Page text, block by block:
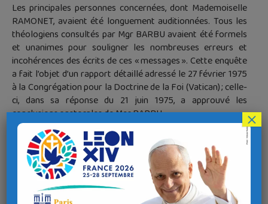
Les principales personnes concernées, dont Mademoiselle
RAMONET, avaient été longuement auditionnées. Tous les
théologiens consultés par Mgr BARBU avaient été formels
et unanimes pour souligner les nombreuses erreurs et
incohérences des écrits de ces « messages ». Cette enquête
a fait l’objet d’un rapport détaillé adressé le 27 février 1975
à la Congrégation pour la Doctrine de la Foi (Vatican) ; celle-
ci, dans sa réponse du 21 juin 1975, a approuvé les
conclusions pastorales de Mgr BARBU.
Kerizinen n’est donc pas un lieu de pèlerinage reconnu par
l’évêque de Quimper et Léon. La célébration du culte public
et en particulier de l’eucharistie n’y est pas autorisée. Les
personnes qui s’y réunissent pour prier le font de façon
privée.
×